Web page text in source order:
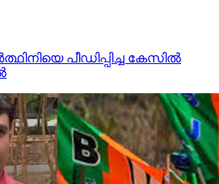
പീഡിപ്പിച്ച കേസില്‍